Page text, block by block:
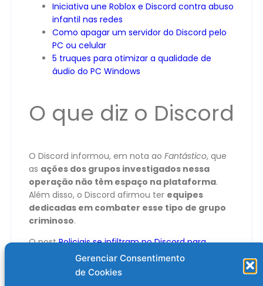
Gerenciar Consentimento
de Cookies
Iniciativa une Roblox e Discord contra abuso
infantil nas redes
Como apagar um servidor do Discord pelo
PC ou celular
5 truques para otimizar a qualidade de
áudio do PC Windows
O que diz o Discord
O Discord informou, em nota ao Fantástico, que
as ações dos grupos investigados nessa
operação não têm espaço na plataforma.
Além disso, o Discord afirmou ter equipes
dedicadas em combater esse tipo de grupo
criminoso.
O postPoliciais se infiltram no Discord para
investigar crimes brutais contra menores
apareceu primeiro em